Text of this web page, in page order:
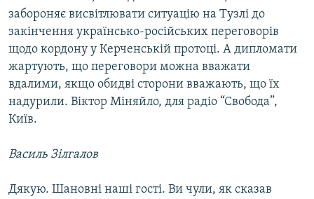
забороняє висвітлювати ситуацію на Тузлі до
закінчення українсько-російських переговорів
щодо кордону у Керченській протоці. А дипломати
жартують, що переговори можна вважати
вдалими, якщо обидві сторони вважають, що їх
надурили. Віктор Міняйло, для радіо “Свобода”,
Київ.
Василь Зілгалов
Дякую. Шановні наші гості. Ви чули, як сказав